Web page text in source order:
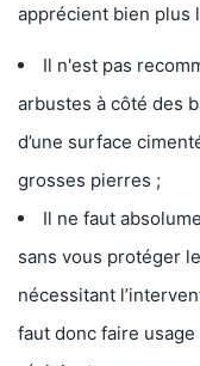
apprécient bien plus
Il n'est pas
arbustes à côté des
d’une surface
grosses pierres ;
Il ne faut
sans vous protéger
nécessitant
faut donc faire